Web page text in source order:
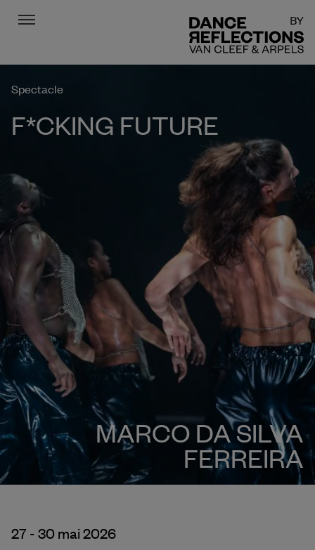
Menu
Spectacle
F*CKING FUTURE
MARCO DA SILVA
FERREIRA
27 - 30 mai 2026